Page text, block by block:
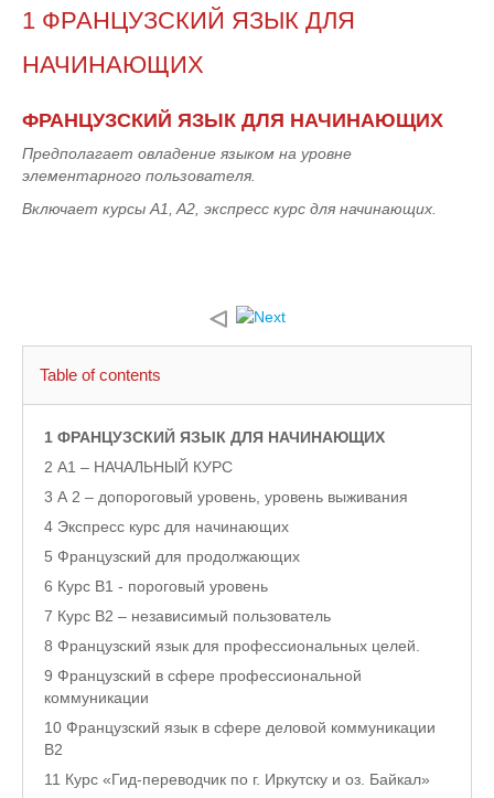
1 ФРАНЦУЗСКИЙ ЯЗЫК ДЛЯ
НАЧИНАЮЩИХ
ФРАНЦУЗСКИЙ ЯЗЫК ДЛЯ НАЧИНАЮЩИХ
Предполагает овладение языком на уровне
элементарного пользователя.
Включает курсы A1, A2, экспресс курс для начинающих
Table of contents
1 ФРАНЦУЗСКИЙ ЯЗЫК ДЛЯ НАЧИНАЮЩИХ
2 А1 – НАЧАЛЬНЫЙ КУРС
3 А 2 – допороговый уровень, уровень выживания
4 Экспресс курс для начинающих
5 Французский для продолжающих
6 Курс B1 - пороговый уровень
7 Курс В2 – независимый пользователь
8 Французский язык для профессиональных целей.
9 Французский в сфере профессиональной
коммуникации
10 Французский язык в сфере деловой коммуникации
В2
11 Курс «Гид-переводчик по г. Иркутску и оз. Байкал»